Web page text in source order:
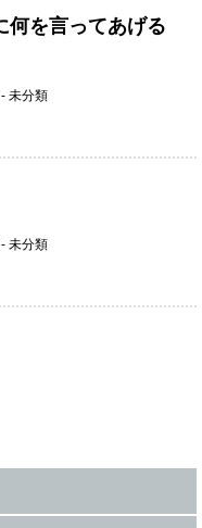
何を言ってあげる
未分類
未分類